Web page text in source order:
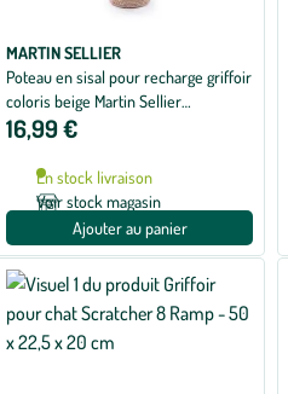
MARTIN SELLIER
Poteau en sisal pour recharge griffoir
coloris beige Martin Sellier
Relaxation - 40 cm
16,99 €
En stock livraison
Voir stock magasin
Ajouter au panier